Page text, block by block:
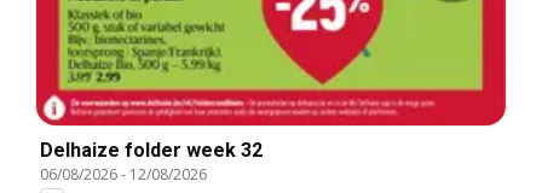
Delhaize folder week 32
06/08/2026- 12/08/2026